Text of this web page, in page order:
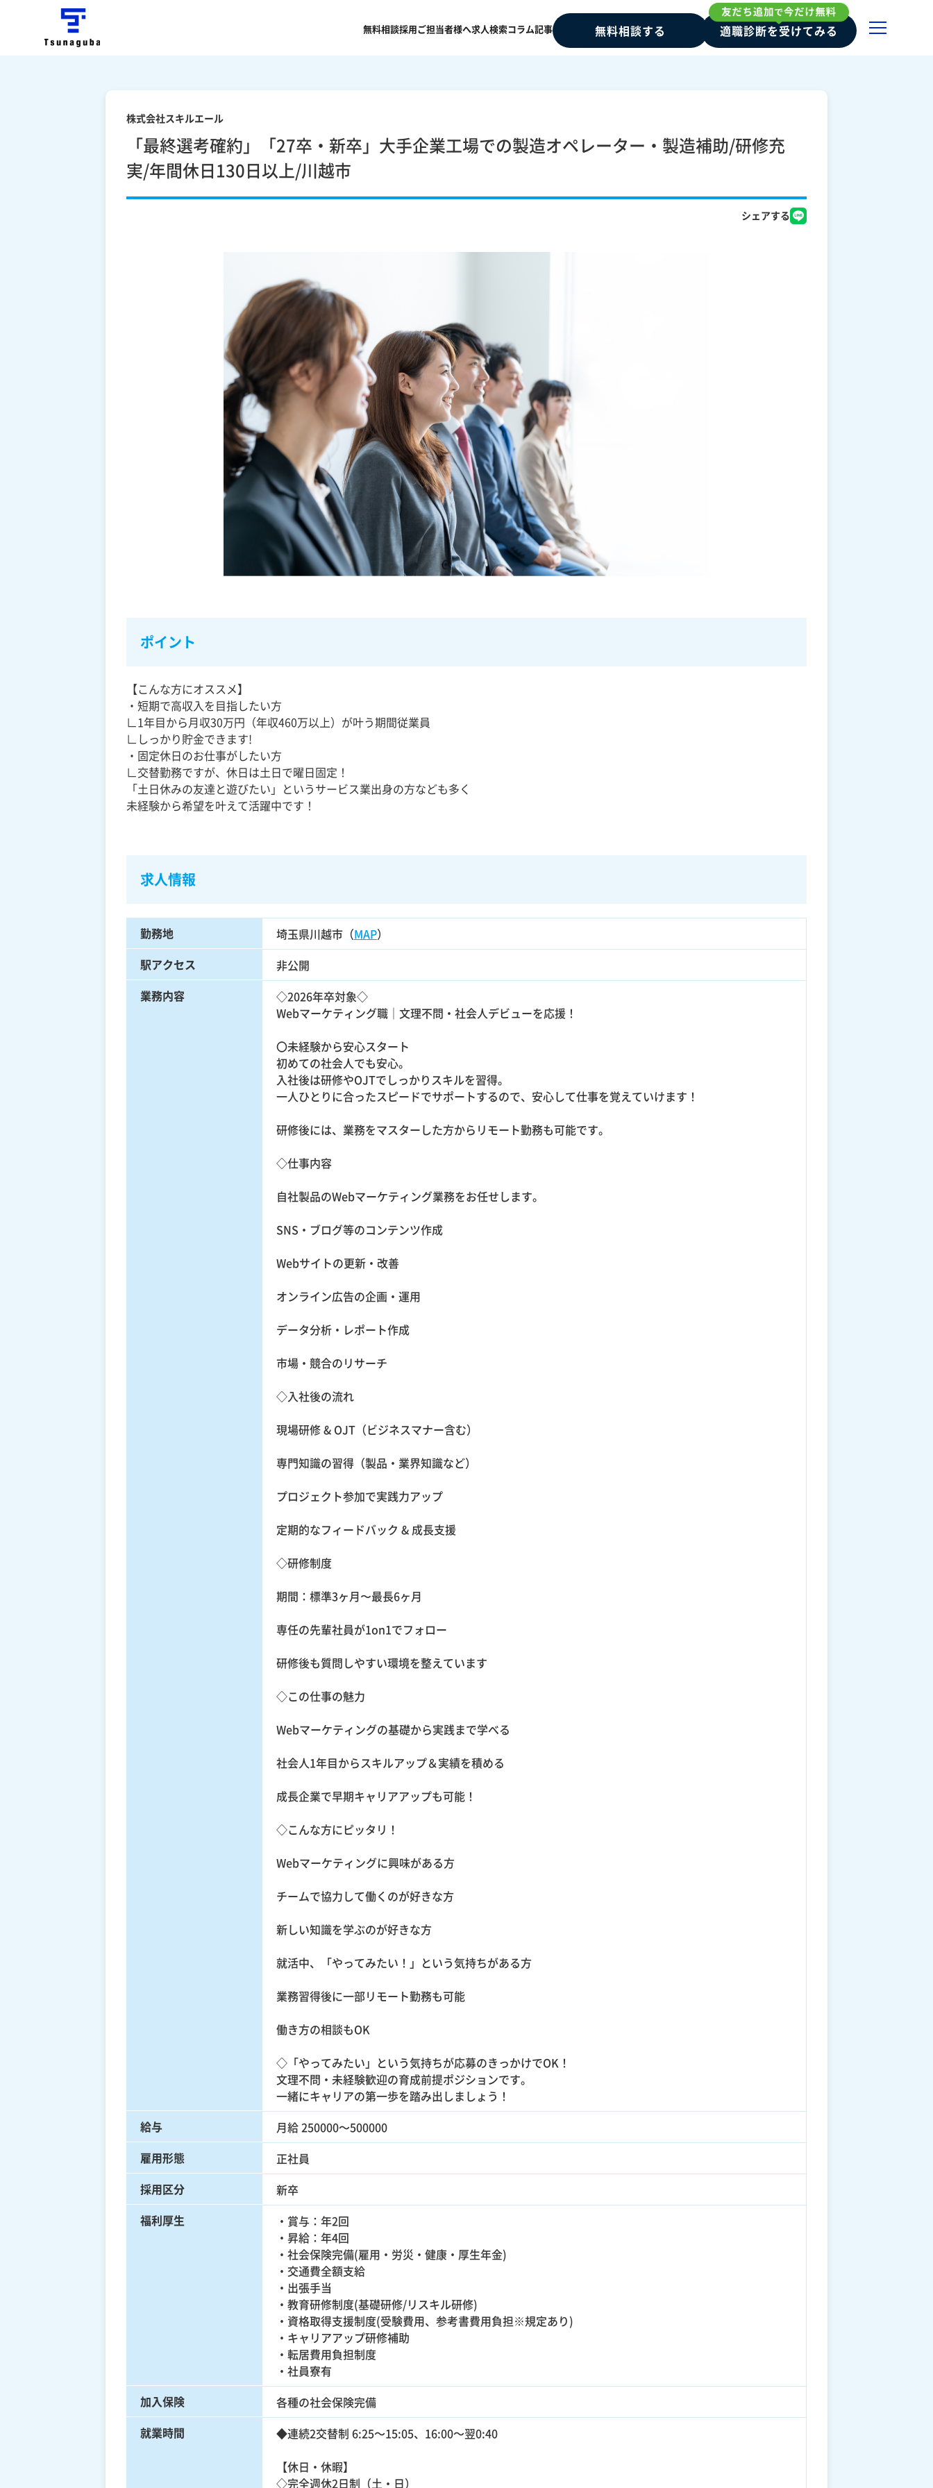
無料相談採用ご担当者様へ求人検索コラム記事 無料相談する 適職診断を受けてみる
株式会社スキルエール
「最終選考確約」「27卒・新卒」大手企業工場での製造オペレーター・製造補助/研修充
実/年間休日130日以上/川越市
シェアする
ポイント
【こんな方にオススメ】
・短期で高収入を目指したい方
∟1年目から月収30万円（年収460万以上）が叶う期間従業員
∟しっかり貯金できます!
・固定休日のお仕事がしたい方
∟交替勤務ですが、休日は土日で曜日固定！
「土日休みの友達と遊びたい」というサービス業出身の方なども多く
未経験から希望を叶えて活躍中です！
求人情報
勤務地 埼玉県川越市（MAP）
駅アクセス
非公開
業務内容
◇2026年卒対象◇
Webマーケティング職｜文理不問・社会人デビューを応援！
〇未経験から安心スタート
初めての社会人でも安心。
入社後は研修やOJTでしっかりスキルを習得。
一人ひとりに合ったスピードでサポートするので、安心して仕事を覚えていけます！
研修後には、業務をマスターした方からリモート勤務も可能です。
◇仕事内容
自社製品のWebマーケティング業務をお任せします。
SNS・ブログ等のコンテンツ作成
Webサイトの更新・改善
オンライン広告の企画・運用
データ分析・レポート作成
市場・競合のリサーチ
◇入社後の流れ
現場研修 & OJT（ビジネスマナー含む）
専門知識の習得（製品・業界知識など）
プロジェクト参加で実践力アップ
定期的なフィードバック & 成長支援
◇研修制度
期間：標準3ヶ月〜最長6ヶ月
専任の先輩社員が1on1でフォロー
研修後も質問しやすい環境を整えています
◇この仕事の魅力
Webマーケティングの基礎から実践まで学べる
社会人1年目からスキルアップ＆実績を積める
成長企業で早期キャリアアップも可能！
◇こんな方にピッタリ！
Webマーケティングに興味がある方
チームで協力して働くのが好きな方
新しい知識を学ぶのが好きな方
就活中、「やってみたい！」という気持ちがある方
業務習得後に一部リモート勤務も可能
働き方の相談もOK
◇「やってみたい」という気持ちが応募のきっかけでOK！
文理不問・未経験歓迎の育成前提ポジションです。
一緒にキャリアの第一歩を踏み出しましょう！
給与
月給 250000～500000
雇用形態
正社員
採用区分
新卒
福利厚生
・賞与：年2回
・昇給：年4回
・社会保険完備(雇用・労災・健康・厚生年金)
・交通費全額支給
・出張手当
・教育研修制度(基礎研修/リスキル研修)
・資格取得支援制度(受験費用、参考書費用負担※規定あり)
・キャリアアップ研修補助
・転居費用負担制度
・社員寮有
加入保険
各種の社会保険完備
就業時間
◆連続2交替制 6:25～15:05、16:00～翌0:40
【休日・休暇】
◇完全週休2日制（土・日）